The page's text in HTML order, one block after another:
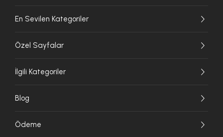
En Sevilen Kategoriler
Özel Sayfalar
İlgili Kategoriler
Blog
Ödeme